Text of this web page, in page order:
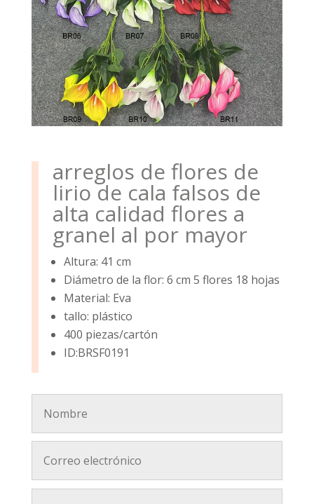
arreglos de flores de
lirio de cala falsos de
alta calidad flores a
granel al por mayor
Altura: 41 cm
Diámetro de la flor: 6 cm 5 flores 18 hojas
Material: Eva
tallo: plástico
400 piezas/cartón
ID:BRSF0191